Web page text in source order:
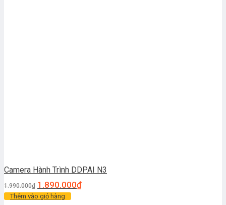
Camera Hành Trình DDPAI N3
1.990.000₫ 1.890.000₫
Thêm vào giỏ hàng